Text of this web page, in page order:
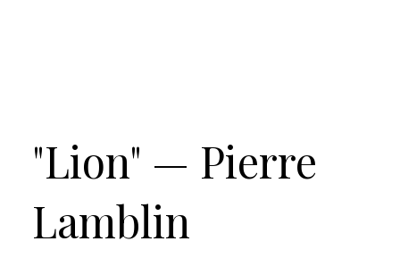
"Lion" — Pierre
Lamblin